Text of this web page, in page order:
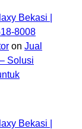
Bekasi |
8008
on Jual
Solusi
Bekasi |